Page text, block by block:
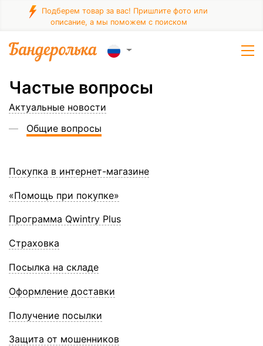
Подберем товар за вас! Пришлите фото или
описание, а мы поможем с поиском
Частые вопросы
Актуальные новости
Общие вопросы
Покупка в интернет-магазине
«Помощь при покупке»
Программа Qwintry Plus
Страховка
Посылка на складе
Оформление доставки
Получение посылки
Защита от мошенников